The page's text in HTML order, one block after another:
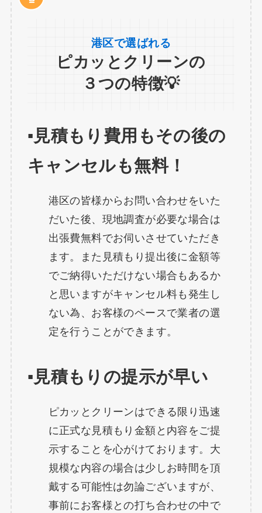
港区で選ばれる
ピカッとクリーンの
３つの特徴💡
▪️見積もり費用もその後の
キャンセルも無料！
港区の皆様からお問い合わせをいた
だいた後、現地調査が必要な場合は
出張費無料でお伺いさせていただき
ます。また見積もり提出後に金額等
でご納得いただけない場合もあるか
と思いますがキャンセル料も発生し
ない為、お客様のペースで業者の選
定を行うことができます。
▪️見積もりの提示が早い
ピカッとクリーンはできる限り迅速
に正式な見積もり金額と内容をご提
示することを心がけております。大
規模な内容の場合は少しお時間を頂
戴する可能性は勿論ございますが、
事前にお客様との打ち合わせの中で